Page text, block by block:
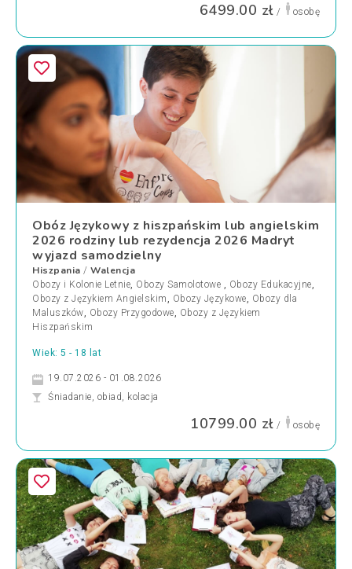
6499.00 zł / osobę
Obóz Językowy z hiszpańskim lub angielskim
2026 rodziny lub rezydencja 2026 Madryt
wyjazd samodzielny
Hiszpania / Walencja
Obozy i Kolonie Letnie, Obozy Samolotowe , Obozy Edukacyjne,
Obozy z Językiem Angielskim , Obozy Językowe, Obozy dla
Maluszków, Obozy Przygodowe, Obozy z Językiem
Hiszpańskim
Wiek: 5 - 18 lat
19.07.2026 - 01.08.2026
Śniadanie, obiad, kolacja
10799.00 zł / osobę